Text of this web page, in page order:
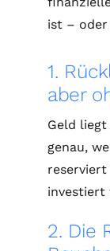
ist –
1.
aber
Geld
genau,
investiert
2. Die